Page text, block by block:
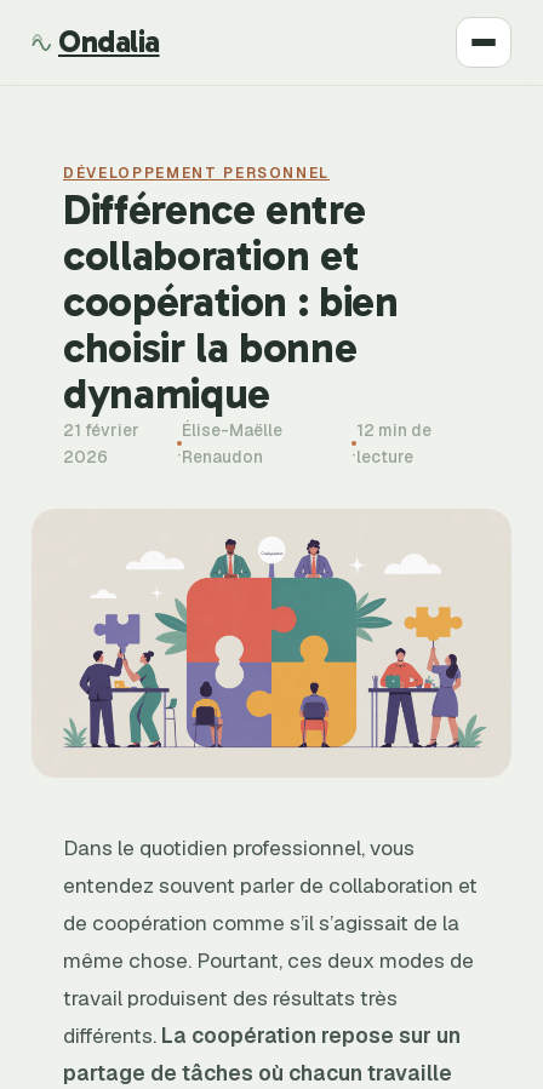
Ondalia
Beauté
Développement
Bien-être
DÉVELOPPEMENT PERSONNEL
Différence entre
collaboration et
coopération : bien
choisir la bonne
dynamique
21 février
2026
·
Élise-Maëlle
Renaudon
·
12 min de
lecture
Dans le quotidien professionnel, vous
entendez souvent parler de collaboration et
de coopération comme s’il s’agissait de la
même chose. Pourtant, ces deux modes de
travail produisent des résultats très
différents. La coopération repose sur un
partage de tâches où chacun travaille